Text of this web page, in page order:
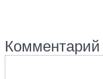
Комментарий